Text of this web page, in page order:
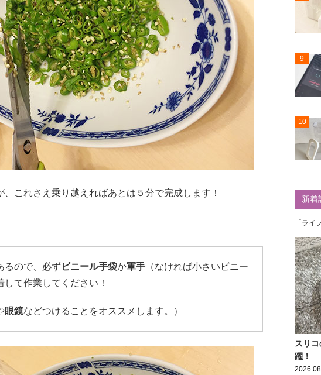
これさえ乗り越えればあとは５分で完成します！
るので、必ずビニール手袋か軍手 （なければ小さいビニー
て作業してください！
眼鏡などつけることをオススメします。）
9
10
新着
「ライ
スリ
躍！